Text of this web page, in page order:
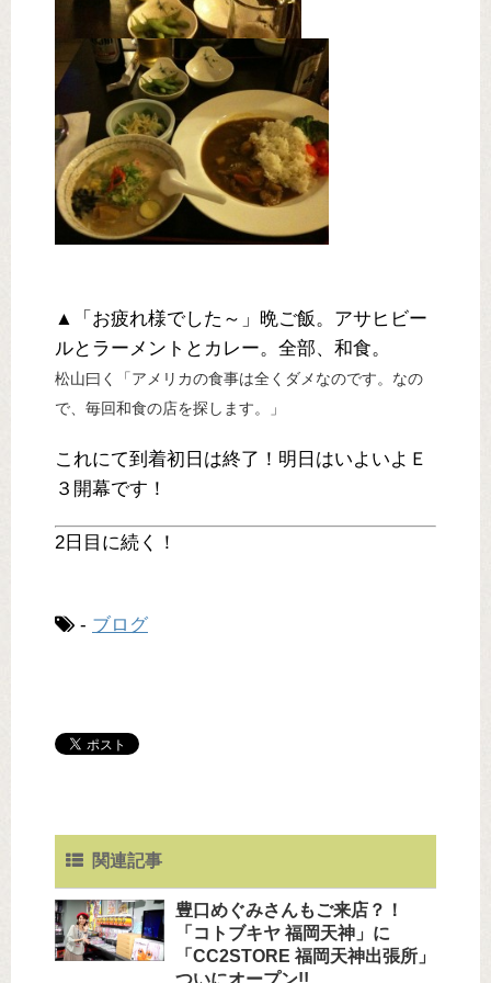
▲「お疲れ様でした～」晩ご飯。アサヒビー
ルとラーメントとカレー。全部、和食。
松山曰く「アメリカの食事は全くダメなのです。なの
で、毎回和食の店を探します。」
これにて到着初日は終了！明日はいよいよＥ
３開幕です！
2日目に続く！
- ブログ
関連記事
豊口めぐみさんもご来店？！
「コトブキヤ 福岡天神」に
「CC2STORE 福岡天神出張所」
ついにオープン!!